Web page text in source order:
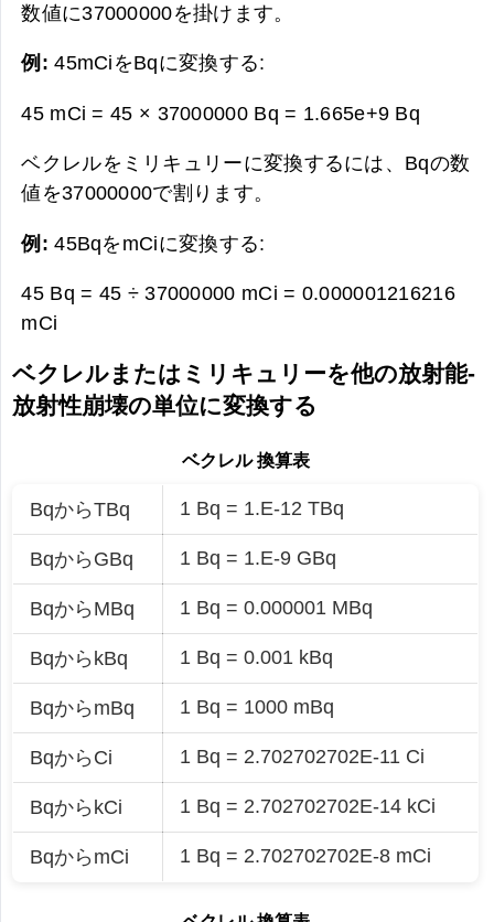
数値に37000000を掛けます。
例:45mCiをBqに変換する:
45 mCi = 45 × 37000000 Bq = 1.665e+9 Bq
ベクレルをミリキュリーに変換するには、Bqの数
値を37000000で割ります。
例:45BqをmCiに変換する:
45 Bq = 45 ÷ 37000000 mCi = 0.000001216216
mCi
ベクレルまたはミリキュリーを他の放射能-
放射性崩壊の単位に変換する
ベクレル 換算表
BqからTBq 1 Bq = 1.E-12 TBq
BqからGBq 1 Bq = 1.E-9 GBq
BqからMBq 1 Bq = 0.000001 MBq
BqからkBq 1 Bq = 0.001 kBq
BqからmBq 1 Bq = 1000 mBq
BqからCi 1 Bq = 2.702702702E-11 Ci
BqからkCi 1 Bq = 2.702702702E-14 kCi
BqからmCi 1 Bq = 2.702702702E-8 mCi